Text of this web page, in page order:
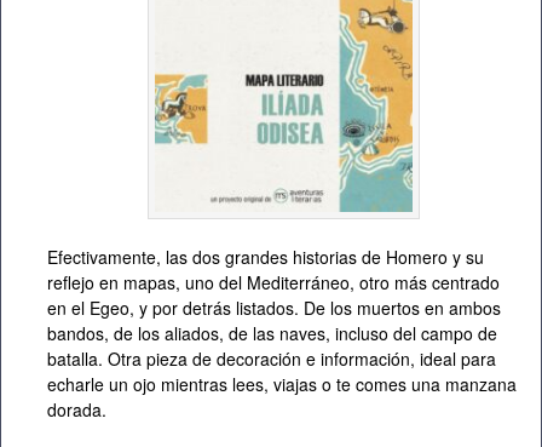
Efectivamente, las dos grandes historias de Homero y su
reflejo en mapas, uno del Mediterráneo, otro más centrado
en el Egeo, y por detrás listados. De los muertos en ambos
bandos, de los aliados, de las naves, incluso del campo de
batalla. Otra pieza de decoración e información, ideal para
echarle un ojo mientras lees, viajas o te comes una manzana
dorada.